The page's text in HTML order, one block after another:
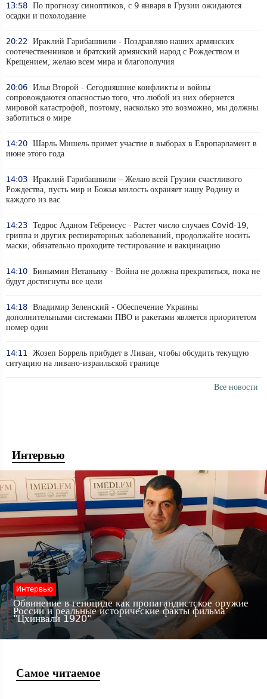
13:58 По прогнозу синоптиков, с 9 января в Грузии ожидаются
осадки и похолодание
20:22
Ираклий Гарибашвили - Поздравляю наших армянских
соотечественников и братский армянский народ с Рождеством и
Крещением, желаю всем мира и благополучия
20:06 Илья Второй - Сегодняшние конфликты и войны
сопровождаются опасностью того, что любой из них обернется
мировой катастрофой, поэтому, насколько это возможно, мы должны
заботиться о мире
14:20 Шарль Мишель примет участие в выборах в Европарламент в
июне этого года
14:03 Ираклий Гарибашвили – Желаю всей Грузии счастливого
Рождества, пусть мир и Божья милость охраняет нашу Родину и
каждого из вас
14:23 Тедрос Аданом Гебреисус - Растет число случаев Covid-19,
гриппа и других респираторных заболеваний, продолжайте носить
маски, обязательно проходите тестирование и вакцинацию
14:10 Биньямин Нетаньяху - Война не должна прекратиться, пока не
будут достигнуты все цели
14:18 Владимир Зеленский - Обеспечение Украины
дополнительными системами ПВО и ракетами является приоритетом
номер один
14:11
Жозеп Боррель прибудет в Ливан, чтобы обсудить текущую
ситуацию на ливано-израильской границе
Все новости
Интервью
Интервью
Обвинение в геноциде как пропагандистское оружие
России и реальные исторические факты фильма
"Цхинвали 1920"
Самое читаемое